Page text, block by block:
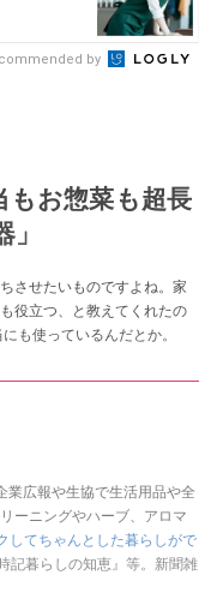
by
もお惣菜も超長
させたいものですよね。家
役立つ、と教えてくれたの
も使っているんだとか。
業広報や生協で生活用品や全
ーニングやハーブ、アロマ
してちゃんとした暮らしがで
記暮らしの知恵』等。新聞雑